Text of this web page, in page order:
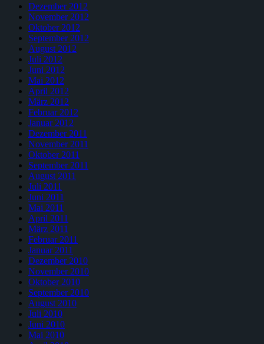
Dezember 2012
November 2012
Oktober 2012
September 2012
August 2012
Juli 2012
Juni 2012
Mai 2012
April 2012
März 2012
Februar 2012
Januar 2012
Dezember 2011
November 2011
Oktober 2011
September 2011
August 2011
Juli 2011
Juni 2011
Mai 2011
April 2011
März 2011
Februar 2011
Januar 2011
Dezember 2010
November 2010
Oktober 2010
September 2010
August 2010
Juli 2010
Juni 2010
Mai 2010